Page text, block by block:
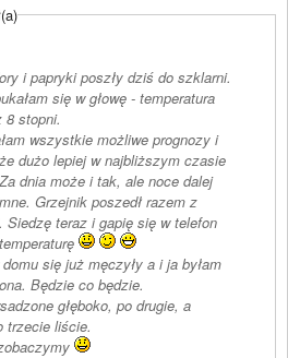
i papryki poszły dziś do szklarni.
się w głowę - temperatura
8 stopni.
wszystkie możliwe prognozy i
dużo lepiej w najbliższym czasie
dnia może i tak, ale noce dalej
Grzejnik poszedł razem z
Siedzę teraz i gapię się w telefon
się już męczyły a i ja byłam
Będzie co będzie.
głęboko, po drugie, a
trzecie liście.